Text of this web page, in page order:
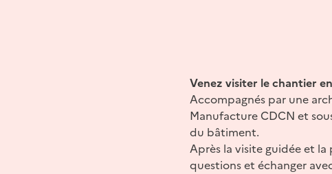
Venez visiter le chantier
Accompagnés par une
Manufacture CDCN et
du bâtiment.
Après la visite guidée et
questions et échanger